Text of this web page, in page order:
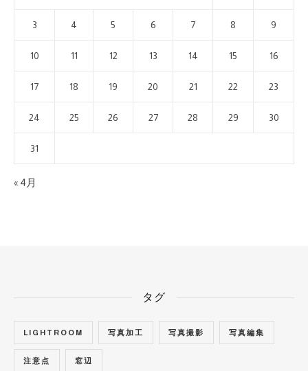
3 4 5 6 7 8 9
10 11 12 13 14 15 16
17 18 19 20 21 22 23
24 25 26 27 28 29 30
31
« 4月
タグ
LIGHTROOM 写真加工 写真撮影 写真編集
注意点 窓辺